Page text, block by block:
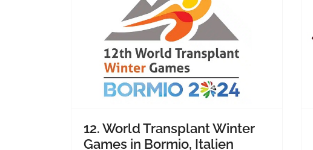
12. World Transplant Winter
Games in Bormio, Italien